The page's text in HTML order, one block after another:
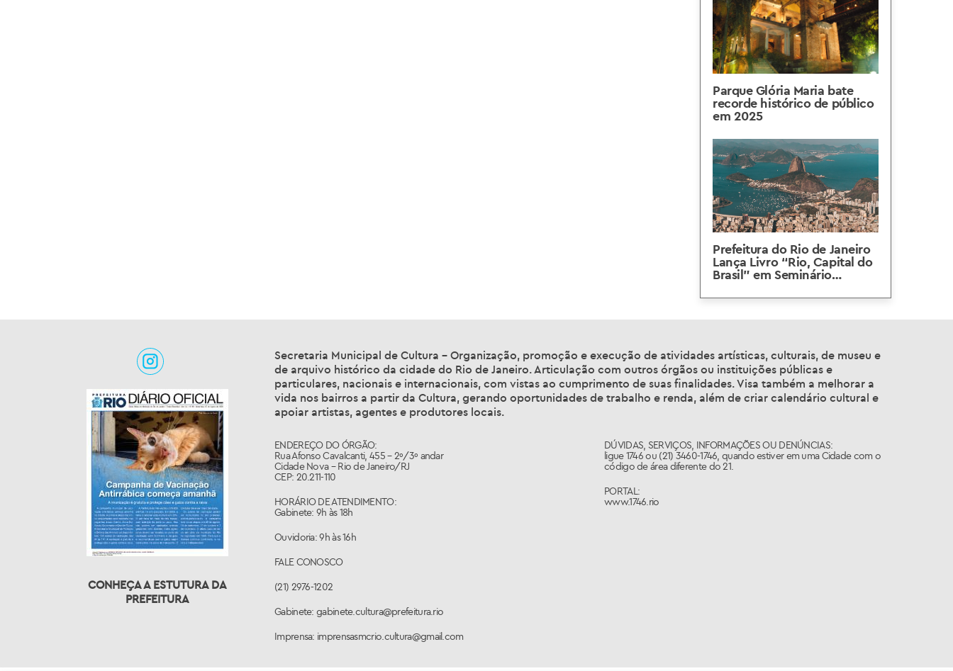
Parque Glória Maria bate
recorde histórico de público
em 2025
Prefeitura do Rio de Janeiro
Lança Livro “Rio, Capital do
Brasil” em Seminário
Cidade
CONHEÇA A ESTUTURA DA
PREFEITURA
Secretaria Municipal de Cultura – Organização, promoção e execução de atividades artísticas, culturais, de museu e
de arquivo histórico da cidade do Rio de Janeiro. Articulação com outros órgãos ou instituições públicas e
particulares, nacionais e internacionais, com vistas ao cumprimento de suas finalidades. Visa também a melhorar a
vida nos bairros a partir da Cultura, gerando oportunidades de trabalho e renda, além de criar calendário cultural e
apoiar artistas, agentes e produtores locais.
ENDEREÇO DO ÓRGÃO:
Rua Afonso Cavalcanti, 455 – 2º/3º andar
Cidade Nova – Rio de Janeiro/RJ
CEP: 20.211-110
HORÁRIO DE ATENDIMENTO:
Gabinete: 9h às 18h
Ouvidoria: 9h às 16h
FALE CONOSCO
(21) 2976-1202
Gabinete: gabinete.cultura@prefeitura.rio
Imprensa: imprensasmcrio.cultura@gmail.com
DÚVIDAS, SERVIÇOS, INFORMAÇÕES OU DENÚNCIAS:
ligue 1746 ou (21) 3460-1746, quando estiver em uma Cidade com o
código de área diferente do 21.
PORTAL:
www.1746.rio